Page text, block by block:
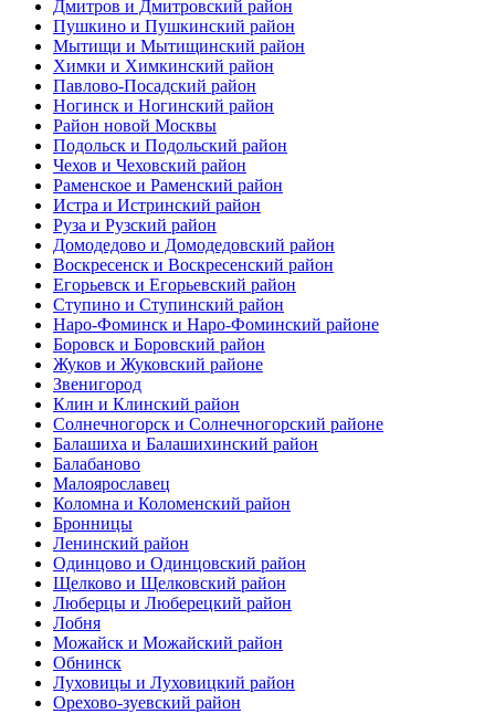
Дмитров и Дмитровский район
Пушкино и Пушкинский район
Мытищи и Мытищинский район
Химки и Химкинский район
Павлово-Посадский район
Ногинск и Ногинский район
Район новой Москвы
Подольск и Подольский район
Чехов и Чеховский район
Раменское и Раменский район
Истра и Истринский район
Руза и Рузский район
Домодедово и Домодедовский район
Воскресенск и Воскресенский район
Егорьевск и Егорьевский район
Ступино и Ступинский район
Наро-Фоминск и Наро-Фоминский районе
Боровск и Боровский район
Жуков и Жуковский районе
Звенигород
Клин и Клинский район
Солнечногорск и Солнечногорский районе
Балашиха и Балашихинский район
Балабаново
Малоярославец
Коломна и Коломенский район
Бронницы
Ленинский район
Одинцово и Одинцовский район
Щелково и Щелковский район
Люберцы и Люберецкий район
Лобня
Можайск и Можайский район
Обнинск
Луховицы и Луховицкий район
Орехово-зуевский район